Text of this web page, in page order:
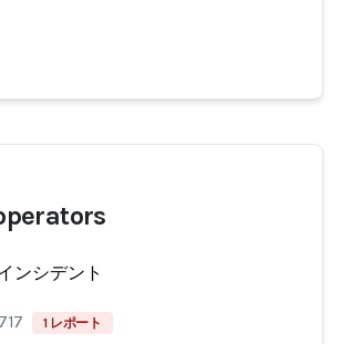
ンシデント
1 レポート